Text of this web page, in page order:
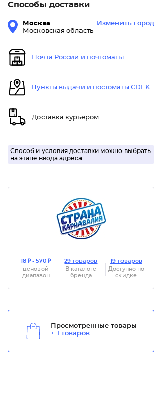
Способы доставки
Москва
Московская область
Изменить город
Почта России и почтоматы
Пункты выдачи и постоматы CDEK
Доставка курьером
Способ и условия доставки можно выбрать
на этапе ввода адреса
18 ₽ - 570 ₽
ценовой
диапазон
29 товаров
В каталоге
бренда
19 товаров
Доступно по
скидке
Просмотренные товары
+ 1 товаров